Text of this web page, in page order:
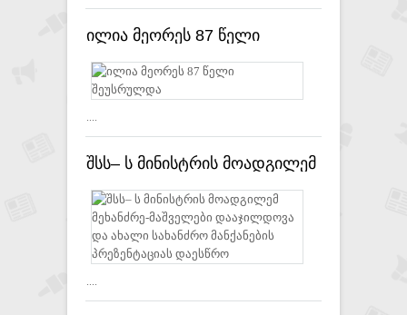
ილია მეორეს 87 წელი
შეუსრულდა
....
შსს– ს მინისტრის მოადგილემ
მეხანძრე-მაშველები
დააჯილდოვა და ახალი
სახანძრო მანქანების
....